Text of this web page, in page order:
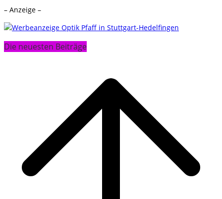
– Anzeige –
Die neuesten Beiträge